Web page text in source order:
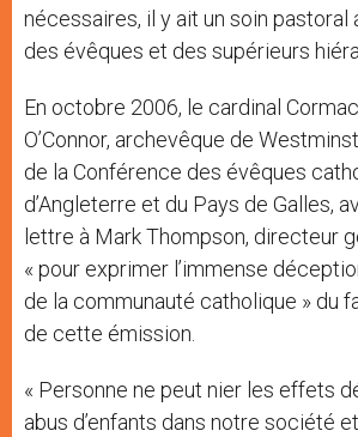
nécessaires, il y ait un soin
des évêques et des supérieurs
En octobre 2006, le cardinal
O’Connor, archevêque de
de la Conférence des évêques
d’Angleterre et du Pays de Galles,
lettre à Mark Thompson, directeur
« pour exprimer l’immense
de la communauté catholique » du
de cette émission.
« Personne ne peut nier les effets
abus d’enfants dans notre société